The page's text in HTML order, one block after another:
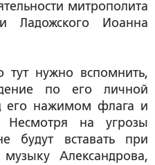
митрополита
и Ладожского Иоанна
тут нужно вспомнить,
по его личной
его нажимом флага и
на угрозы
будут вставать при
Александрова,